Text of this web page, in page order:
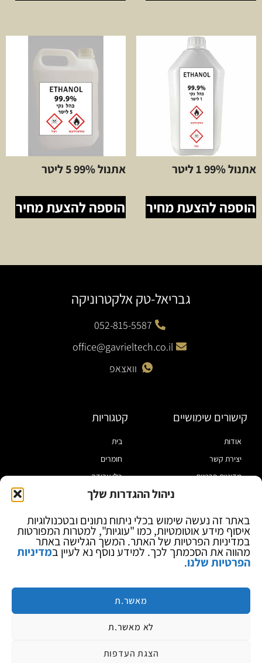
ניהול ההגדרות שלך
באתר זה נעשה שימוש בכלי ניתוח נתונים ובטכנולוגיות
איסוף מידע אוטומטיות, כמו "עוגיות", למטרות המפורטות
במדיניות הפרטיות של האתר. המשך הגלישה באתר
מהווה את הסכמתך לכך. למידע נוסף נא לעיין במדיניות
הפרטיות שלנו.
מאשר.ת
לא מאשר.ת
הצגת העדפות
אתנול 99% 1 ליטר
הוספה להצעת מחיר
אתנול 99% 5 ליטר
הוספה להצעת מחיר
גבריאל-טק אלקטרוניקה
052-815-5587
office@gavrieltech.co.il
וואצאפ
קישורים שימושיים
אודות
יצירת קשר
מדיניות פרטיות
בלוג
קטגוריות
בית
חומרים
כלי עבודה
מוצרי הלחמה
ספקי כח ומודדים
ציוד אופטי להגדלה
מותגים